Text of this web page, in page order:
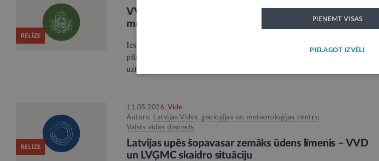
RELĪZE
VVD aicina izmantot atjaunoto “Vides SOS” lietotni −
moderns un ērts rīks ziņošanai par pārkāpumiem vidē
Iestājoties siltākam laikam, arvien vairāk cilvēku pavada laiku ārā −
pilsētvidē, mežos, upju krastos un citās dabas teritorijās. Līdz ar aktīvāku
uzturēšanos…
RELĪZE
11.05.2026. Vide
Autors: Latvijas Vides, ģeoloģijas un meteoroloģijas centrs;
Valsts vides dienests
Latvijas upēs šopavasar zemāks ūdens līmenis – VVD
un LVĢMC skaidro situāciju
PIEŅEMT VISAS
PIELĀGOT IZVĒLI